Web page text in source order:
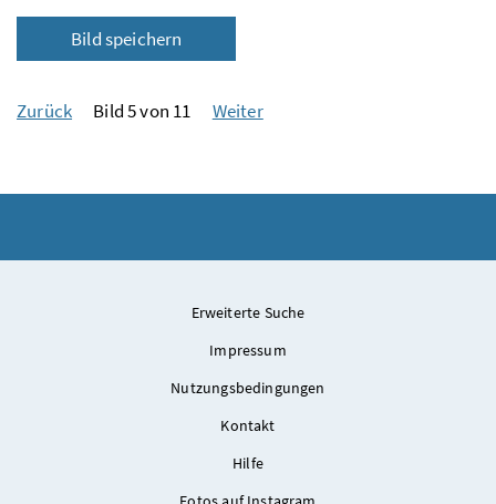
Bild speichern
Zurück Bild 5 von 11 Weiter
Erweiterte Suche
Impressum
Nutzungsbedingungen
Kontakt
Hilfe